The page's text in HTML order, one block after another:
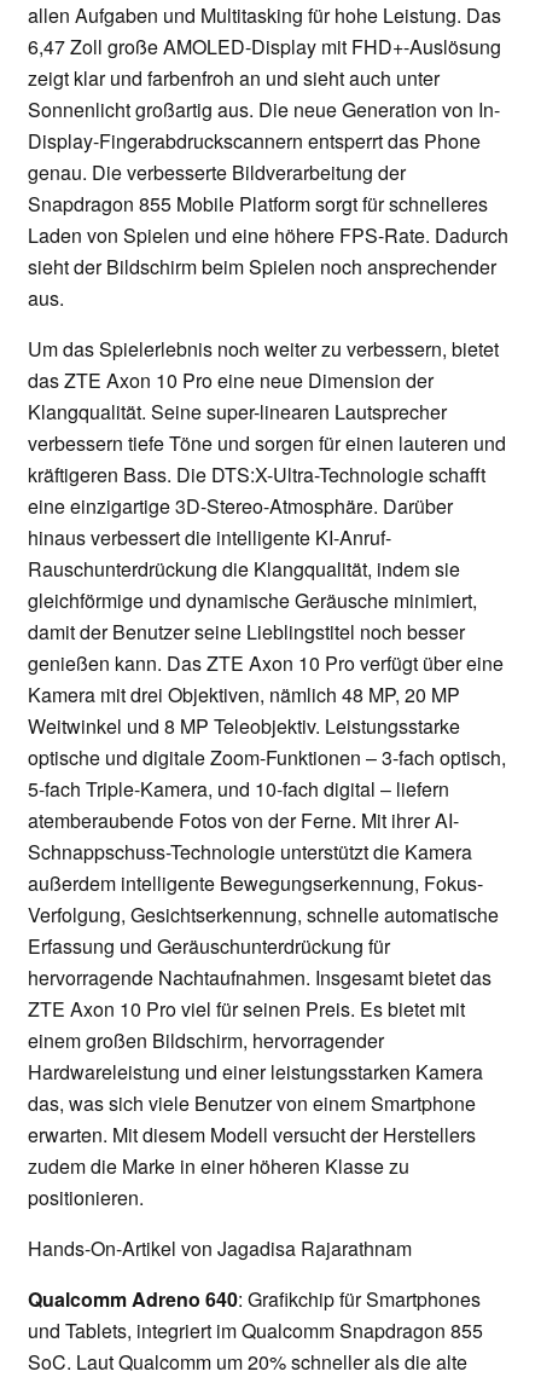
allen Aufgaben und Multitasking für hohe Leistung. Das
6,47 Zoll große AMOLED-Display mit FHD+-Auslösung
zeigt klar und farbenfroh an und sieht auch unter
Sonnenlicht großartig aus. Die neue Generation von In-
Display-Fingerabdruckscannern entsperrt das Phone
genau. Die verbesserte Bildverarbeitung der
Snapdragon 855 Mobile Platform sorgt für schnelleres
Laden von Spielen und eine höhere FPS-Rate. Dadurch
sieht der Bildschirm beim Spielen noch ansprechender
aus.
Um das Spielerlebnis noch weiter zu verbessern, bietet
das ZTE Axon 10 Pro eine neue Dimension der
Klangqualität. Seine super-linearen Lautsprecher
verbessern tiefe Töne und sorgen für einen lauteren und
kräftigeren Bass. Die DTS:X-Ultra-Technologie schafft
eine einzigartige 3D-Stereo-Atmosphäre. Darüber
hinaus verbessert die intelligente KI-Anruf-
Rauschunterdrückung die Klangqualität, indem sie
gleichförmige und dynamische Geräusche minimiert,
damit der Benutzer seine Lieblingstitel noch besser
genießen kann. Das ZTE Axon 10 Pro verfügt über eine
Kamera mit drei Objektiven, nämlich 48 MP, 20 MP
Weitwinkel und 8 MP Teleobjektiv. Leistungsstarke
optische und digitale Zoom-Funktionen – 3-fach optisch,
5-fach Triple-Kamera, und 10-fach digital – liefern
atemberaubende Fotos von der Ferne. Mit ihrer AI-
Schnappschuss-Technologie unterstützt die Kamera
außerdem intelligente Bewegungserkennung, Fokus-
Verfolgung, Gesichtserkennung, schnelle automatische
Erfassung und Geräuschunterdrückung für
hervorragende Nachtaufnahmen. Insgesamt bietet das
ZTE Axon 10 Pro viel für seinen Preis. Es bietet mit
einem großen Bildschirm, hervorragender
Hardwareleistung und einer leistungsstarken Kamera
das, was sich viele Benutzer von einem Smartphone
erwarten. Mit diesem Modell versucht der Herstellers
zudem die Marke in einer höheren Klasse zu
positionieren.
Hands-On-Artikel von Jagadisa Rajarathnam
Qualcomm Adreno 640: Grafikchip für Smartphones
und Tablets, integriert im Qualcomm Snapdragon 855
SoC. Laut Qualcomm um 20% schneller als die alte